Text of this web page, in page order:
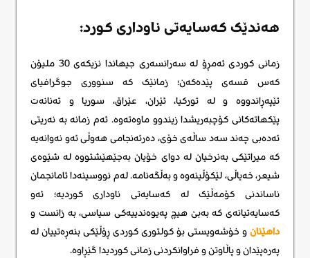
هەندێک کەسایەتی ناوداری کورد:
زمانی کوردی ئەمڕۆ لە سەرانسەری جیهاندا نزیکەی 30 ملیۆن
کەس قسەی پێدەکەن؛ زمانێک کە سنووری جوگرافیای
تێپەڕاندووە و لە تورکیا، ئێران، عێراق، سوریا و تەنانەت
پێکهاتەکانی کۆچبەریشدا زیندوو ماوەتەوە. ئەم زمانە بە نەریتی
ئەدەبی چەند سەد ساڵەی خۆی، دەرئەنجامی هەوڵی ئەو نەوانەیە
کە میراتێکی بەنرخیان لە دوای خۆیان بەجێهێشتووە لە شێوەی
شیعر، خەیاڵی، لێکۆڵینەوە و بەڵگەنامە. لەم نووسینەدا ئامانجمان
ناساندنی کۆمەڵێک لە کەسایەتی ناوداری کوردیه؛ ئەو
کەسایەتیانەی کە بەبێ هیچ پەیوەندییەکی سیاسی، بە زانست و
داهێنانو خۆشەویستی بۆ کولتوری کوردی ڕۆڵێکی بنەڕەتییان لە
پەرەپێدان و پاڵاوتن و فراوانکردنی زمانی کوردیدا گێڕاوە.